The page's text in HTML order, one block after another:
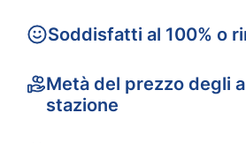
Soddisfatti al 100% o
Metà del prezzo degli
stazione